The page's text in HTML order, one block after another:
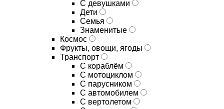
С девушками
Дети
Семья
Знаменитые
Космос
Фрукты, овощи, ягоды
Транспорт
С кораблём
С мотоциклом
С парусником
С автомобилем
С вертолетом